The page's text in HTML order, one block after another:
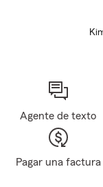
Agente de texto
Pagar una factura